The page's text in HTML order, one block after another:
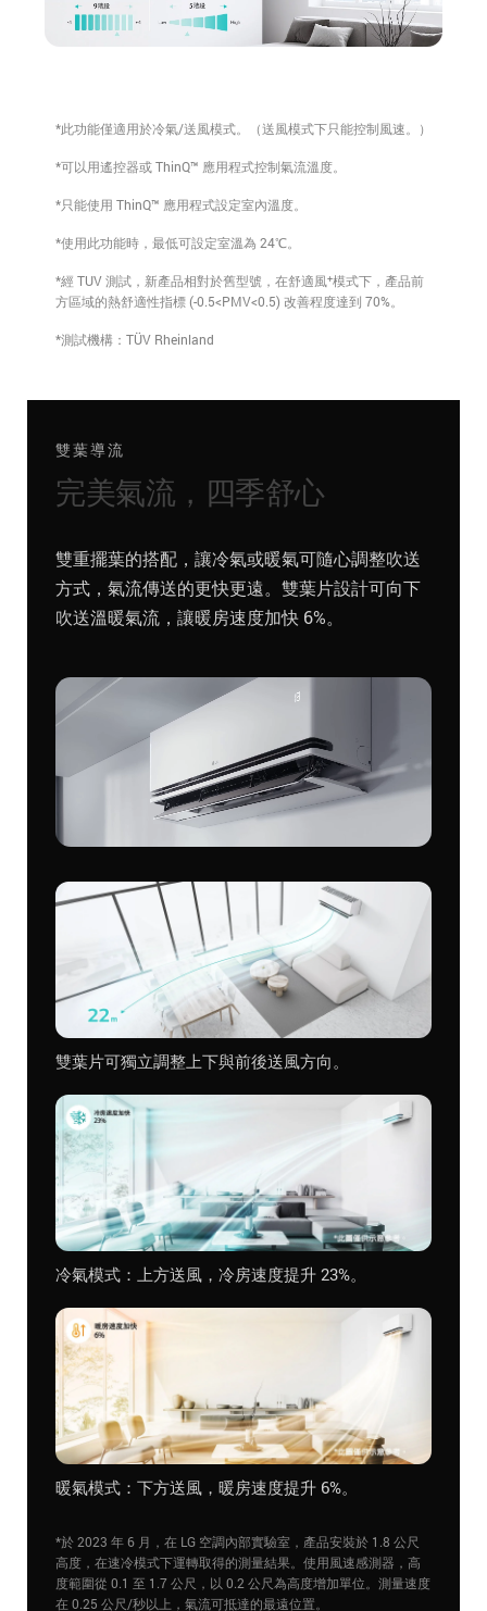
*此功能僅適用於冷氣/送風模式。（送風模式下只能控制風速。）
*可以用遙控器或 ThinQ™ 應用程式控制氣流溫度。
*只能使用 ThinQ™ 應用程式設定室內溫度。
*使用此功能時，最低可設定室溫為 24℃。
*經 TUV 測試，新產品相對於舊型號，在舒適風+模式下，產品前
方區域的熱舒適性指標 (-0.5<PMV<0.5) 改善程度達到 70%。
*測試機構：TÜV Rheinland
雙葉導流
完美氣流，四季舒心
雙重擺葉的搭配，讓冷氣或暖氣可隨心調整吹送
方式，氣流傳送的更快更遠。雙葉片設計可向下
吹送溫暖氣流，讓暖房速度加快 6%。
雙葉片可獨立調整上下與前後送風方向。
冷氣模式：上方送風，冷房速度提升 23%。
暖氣模式：下方送風，暖房速度提升 6%。
*於 2023 年 6 月，在 LG 空調內部實驗室，產品安裝於 1.8 公尺
高度，在速冷模式下運轉取得的測量結果。使用風速感測器，高
度範圍從 0.1 至 1.7 公尺，以 0.2 公尺為高度增加單位。測量速度
在 0.25 公尺/秒以上，氣流可抵達的最遠位置。